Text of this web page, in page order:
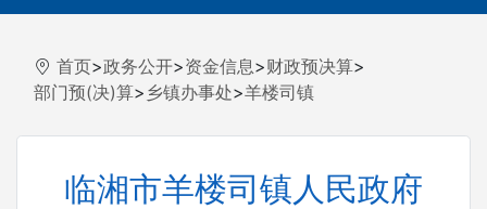
首页>政务公开>资金信息>财政预决算>
部门预(决)算> 乡镇办事处>羊楼司镇
临湘市羊楼司镇人民政府